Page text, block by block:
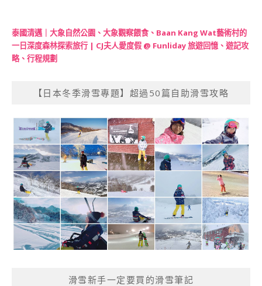
泰國清邁｜大象自然公園、大象觀察餵食、Baan Kang Wat藝術村的
一日深度森林探索旅行 | CJ夫人愛度假 @ Funliday 旅遊回憶、遊記攻
略、行程規劃
【日本冬季滑雪專題】超過50篇自助滑雪攻略
滑雪新手一定要買的滑雪筆記